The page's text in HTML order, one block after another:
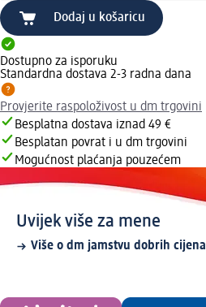
Dodaj u košaricu
Dostupno za isporuku
Standardna dostava 2-3 radna dana
Provjerite raspoloživost u dm trgovini
Besplatna dostava iznad 49 €
Besplatan povrat i u dm trgovini
Mogućnost plaćanja pouzećem
Uvijek više za mene
Više o dm jamstvu dobrih cijena